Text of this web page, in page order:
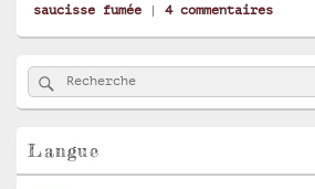
saucisse fumée
| 4commentaires
Zone
principale
de
pour
Recherche :
Rechercher
Langue